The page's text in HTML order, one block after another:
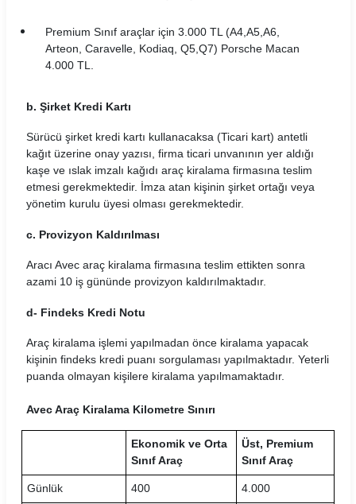
MaraşRent Araç Kiralama Koşulları
Mobilup Araç Kiralama Koşulları
Multicar Araç Kiralama Koşulları
Nissa Araç Kiralama Koşulları
Otocar Araç Kiralama Koşulları
OtoTur Araç Kiralama Koşulları
Port Araç Kiralama Koşulları
Pusula Araç Kiralama Koşulları
Premium Sınıf araçlar için 3.000 TL (A4,A5,A6,
Arteon, Caravelle, Kodiaq, Q5,Q7) Porsche Macan
4.000 TL.
b. Şirket Kredi Kartı
Sürücü şirket kredi kartı kullanacaksa (Ticari kart) antetli
kağıt üzerine onay yazısı, firma ticari unvanının yer aldığı
kaşe ve ıslak imzalı kağıdı araç kiralama firmasına teslim
etmesi gerekmektedir. İmza atan kişinin şirket ortağı veya
yönetim kurulu üyesi olması gerekmektedir.
c. Provizyon Kaldırılması
AracıAvec araç kiralama firmasına teslim ettikten sonra
azami 10 iş gününde provizyon kaldırılmaktadır.
d- Findeks Kredi Notu
Araç kiralama işlemi yapılmadan önce kiralama yapacak
kişinin findeks kredi puanı sorgulaması yapılmaktadır. Yeterli
puanda olmayan kişilere kiralama yapılmamaktadır.
Avec Araç Kiralama Kilometre Sınırı
Ekonomik ve Orta
Sınıf Araç
Üst, Premium
Sınıf Araç
Günlük 400 4.000